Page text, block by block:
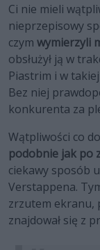
Ci nie mieli
nieprzepisowy
czym wymierzyli
obsłużył ją w
Piastrim i w
Bez niej
konkurenta za
Wątpliwości co
podobnie jak po
ciekawy sposób
Verstappena.
zrzutem ekranu,
znajdował się z